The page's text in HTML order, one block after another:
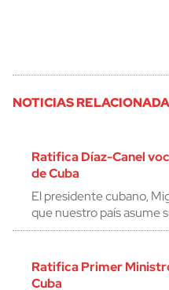
NOTICIAS
Ratifica Díaz-Canel
de Cuba
El presidente cubano,
que nuestro país asume
Ratifica Primer
Cuba